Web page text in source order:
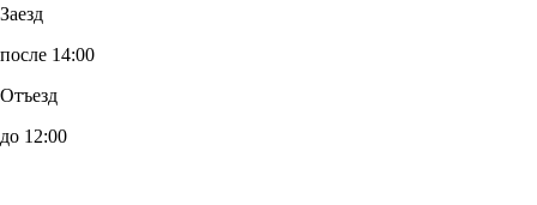
Заезд
после 14:00
Отъезд
до 12:00